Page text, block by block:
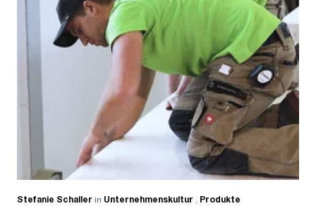
Stefanie Schaller in Unternehmenskultur , Produkte